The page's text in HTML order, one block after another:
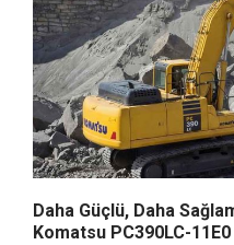
Daha Güçlü, Daha
Komatsu PC390LC-